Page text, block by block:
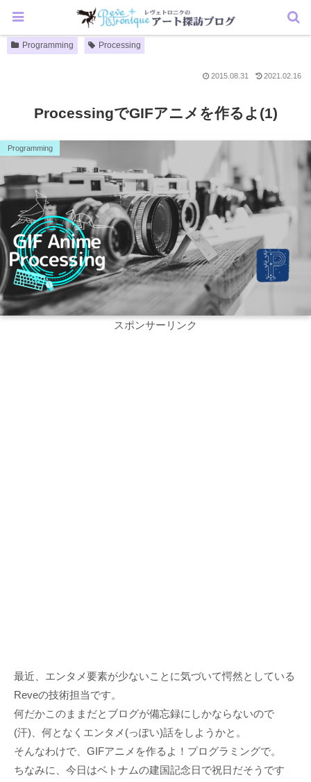
Programming Processing
ProcessingでGIFアニメを作るよ(1)
Programming
2015.08.31 2021.02.16
スポンサーリンク
最近、エンタメ要素が少ないことに気づいて愕然としている
Reveの技術担当です。
何だかこのままだとブログが備忘録にしかならないので
(汗)、何となくエンタメ(っぽい)話をしようかと。
そんなわけで、GIFアニメを作るよ！プログラミングで。
ちなみに、今日はベトナムの建国記念日で祝日だそうです